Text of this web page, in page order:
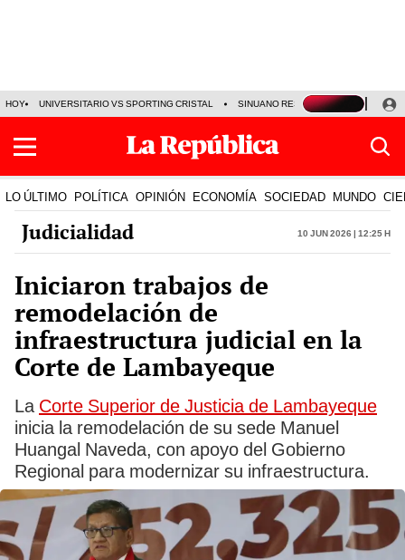
HOY UNIVERSITARIO VS SPORTING CRISTAL SINUANO RESULTADOS HOY
LO ÚLTIMO POLÍTICA OPINIÓN ECONOMÍA SOCIEDAD MUNDO
Judicialidad 10 Jun 2026 | 12:25 h
Iniciaron trabajos de
remodelación de
infraestructura judicial en la
Corte de Lambayeque
La Corte Superior de Justicia de Lambayeque
inicia la remodelación de su sede Manuel
Huangal Naveda, con apoyo del Gobierno
Regional para modernizar su infraestructura.